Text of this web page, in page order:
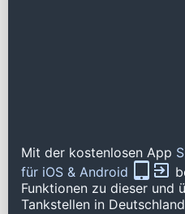
Mit der kostenlosen App
für iOS & Android
Funktionen zu dieser und
Tankstellen in